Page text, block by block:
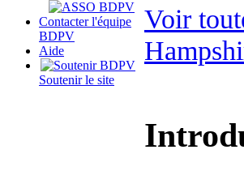
Contacter l'équipe
BDPV
Aide
Soutenir le site
Voir